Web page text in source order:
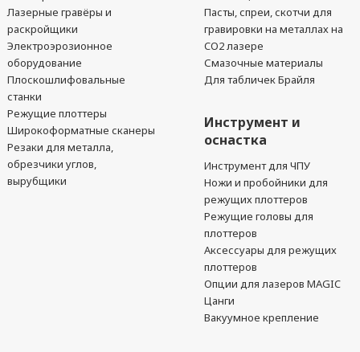
Лазерные гравёры и
раскройщики
Электроэрозионное
оборудование
Плоскошлифовальные
станки
Режущие плоттеры
Широкоформатные сканеры
Резаки для металла,
обрезчики углов,
вырубщики
Пасты, спреи, скотчи для
гравировки на металлах на
CO2 лазере
Смазочные материалы
Для табличек Брайля
Инструмент и
оснастка
Инструмент для ЧПУ
Ножи и пробойники для
режущих плоттеров
Режущие головы для
плоттеров
Аксессуары для режущих
плоттеров
Опции для лазеров MAGIC
Цанги
Вакуумное крепление